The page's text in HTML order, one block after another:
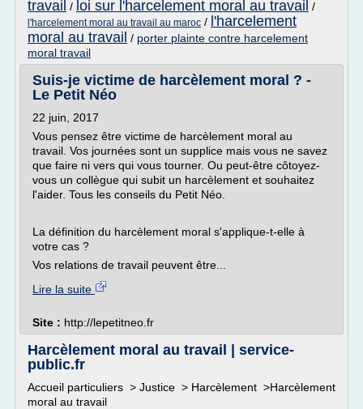
travail / loi sur l'harcelement moral au travail /
l'harcelement moral au travail au maroc / l'harcelement
moral au travail / porter plainte contre harcelement
moral travail
Suis-je victime de harcèlement moral ? -
Le Petit Néo
22 juin, 2017
Vous pensez être victime de harcèlement moral au
travail. Vos journées sont un supplice mais vous ne savez
que faire ni vers qui vous tourner. Ou peut-être côtoyez-
vous un collègue qui subit un harcèlement et souhaitez
l'aider. Tous les conseils du Petit Néo.
La définition du harcèlement moral s'applique-t-elle à
votre cas ?
Vos relations de travail peuvent être...
Lire la suite
Site : http://lepetitneo.fr
Harcèlement moral au travail | service-
public.fr
Accueil particuliers > Justice > Harcèlement >Harcèlement
moral au travail